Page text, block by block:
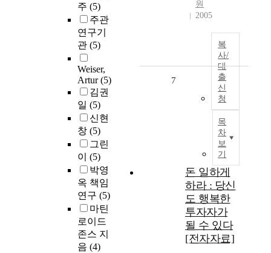
주 (5)
주관
연구기
관 (5)
Weiser,
Artur(5)
김권
일 (5)
신현
창 (5)
그린
이 (5)
박영
옥 책임
연구 (5)
마틴
로이드
존스 지
음 (4)
원
2005
복
사/
대
출
신
청
목
차
보
기
7
돈 일하게
하라 : 당신
도 행복한
투자자가
될 수 있다
[전자자료]